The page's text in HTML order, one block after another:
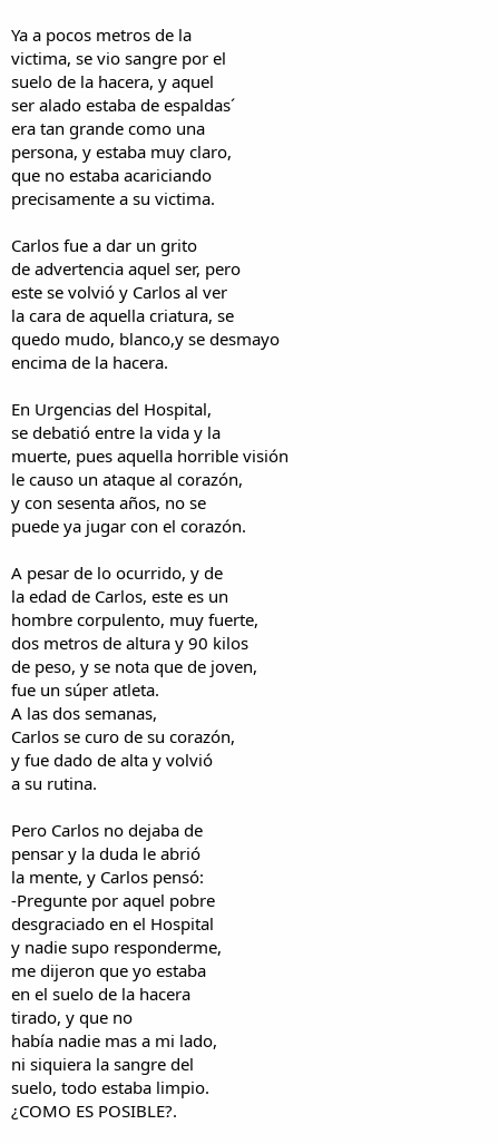
Ya a pocos metros de la
victima, se vio sangre por el
suelo de la hacera, y aquel
ser alado estaba de espaldas´
era tan grande como una
persona, y estaba muy claro,
que no estaba acariciando
precisamente a su victima.
Carlos fue a dar un grito
de advertencia aquel ser, pero
este se volvió y Carlos al ver
la cara de aquella criatura, se
quedo mudo, blanco,y se desmayo
encima de la hacera.
En Urgencias del Hospital,
se debatió entre la vida y la
muerte, pues aquella horrible visión
le causo un ataque al corazón,
y con sesenta años, no se
puede ya jugar con el corazón.
A pesar de lo ocurrido, y de
la edad de Carlos, este es un
hombre corpulento, muy fuerte,
dos metros de altura y 90 kilos
de peso, y se nota que de joven,
fue un súper atleta.
A las dos semanas,
Carlos se curo de su corazón,
y fue dado de alta y volvió
a su rutina.
Pero Carlos no dejaba de
pensar y la duda le abrió
la mente, y Carlos pensó:
-Pregunte por aquel pobre
desgraciado en el Hospital
y nadie supo responderme,
me dijeron que yo estaba
en el suelo de la hacera
tirado, y que no
había nadie mas a mi lado,
ni siquiera la sangre del
suelo, todo estaba limpio.
¿COMO ES POSIBLE?.